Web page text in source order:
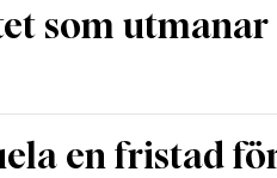
som utmanar
en fristad